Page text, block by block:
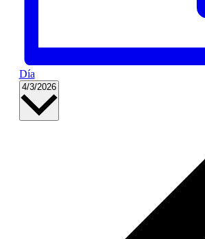
Día
4/3/2026 Selecciona